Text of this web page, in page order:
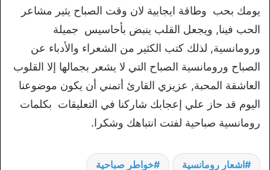
يومك بحب وطاقة ايجابية لان وقت الصباح يثير مشاعر
الحب فينا, ويجعل القلب ينبض بأحاسيس جميلة
ورومانسية, لذلك كتب الكثير من الشعراء والأدباء عن
الصباح ورومانسية الصباح التي لا يشعر بجمالها إلا القلوب
العاشقة المحبة, عزيزي القارئ أتمني أن يكون موضوعنا
اليوم قد حاز علي إعجابك شاركنا في التعليقات بكلمات
رومانسية صباحية لفتت انتباهك وشكرا.
اشعار رومانسية خواطر صباحية